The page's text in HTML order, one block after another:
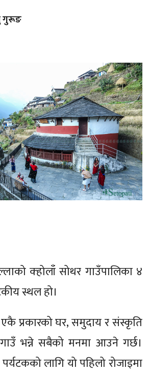
गुरूङ
क्होलाँ सोथर गाउँपालिका ४
स्थल हो।
प्रकारको घर, समुदाय र संस्कृति
भन्ने सबैको मनमा आउने गर्छ।
लागि यो पहिलो रोजाइमा